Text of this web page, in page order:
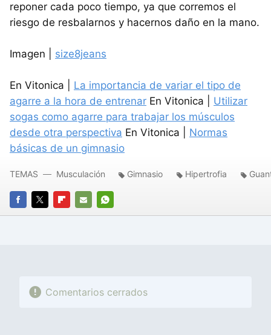
reponer cada poco tiempo, ya que corremos el
riesgo de resbalarnos y hacernos daño en la mano.
Imagen | size8jeans
En Vitonica | La importancia de variar el tipo de
agarre a la hora de entrenar En Vitonica | Utilizar
sogas como agarre para trabajar los músculos
desde otra perspectiva En Vitonica | Normas
básicas de un gimnasio
FACEBOOK
TWITTERFLIPBOARD
E-
WHATSAPP
TEMAS Musculación Gimnasio Hipertrofia
Comentarios cerrados